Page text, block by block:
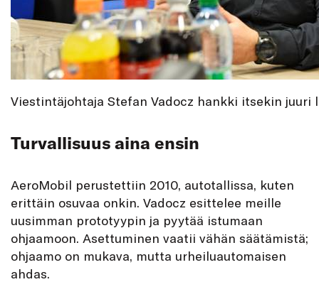
Viestintäjohtaja Stefan Vadocz hankki itsekin juuri
Turvallisuus aina ensin
AeroMobil perustettiin 2010, autotallissa, kuten
erittäin osuvaa onkin. Vadocz esittelee meille
uusimman prototyypin ja pyytää istumaan
ohjaamoon. Asettuminen vaatii vähän säätämistä;
ohjaamo on mukava, mutta urheiluautomaisen
ahdas.